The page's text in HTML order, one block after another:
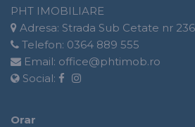
PHT IMOBILIARE
Adresa: Strada Sub Cetate nr
Telefon: 0364 889 555
Email: office@phtimob.ro
Social:
Orar